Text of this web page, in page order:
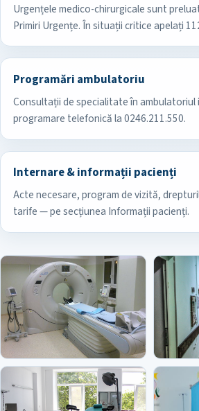
Urgențele medico-chirurgicale sunt
Primiri Urgențe. În situații critice apelați
Programări ambulatoriu
Consultații de specialitate în
programare telefonică la 0246.211.550.
Internare & informații pacienți
Acte necesare, program de vizită,
tarife — pe secțiunea Informații pacienți.